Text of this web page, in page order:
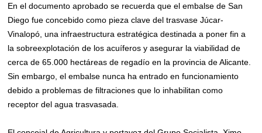
En el documento aprobado se recuerda que el embalse de San
Diego fue concebido como pieza clave del trasvase Júcar-
Vinalopó, una infraestructura estratégica destinada a poner fin a
la sobreexplotación de los acuíferos y asegurar la viabilidad de
cerca de 65.000 hectáreas de regadío en la provincia de Alicante.
Sin embargo, el embalse nunca ha entrado en funcionamiento
debido a problemas de filtraciones que lo inhabilitan como
receptor del agua trasvasada.